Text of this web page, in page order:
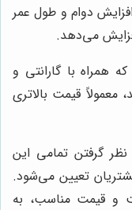
دوام و طول عمر
می‌دهد.
که همراه با گارانتی و
قیمت بالاتری
نظر گرفتن تمامی این
تعیین می‌شود.
و قیمت مناسب، به